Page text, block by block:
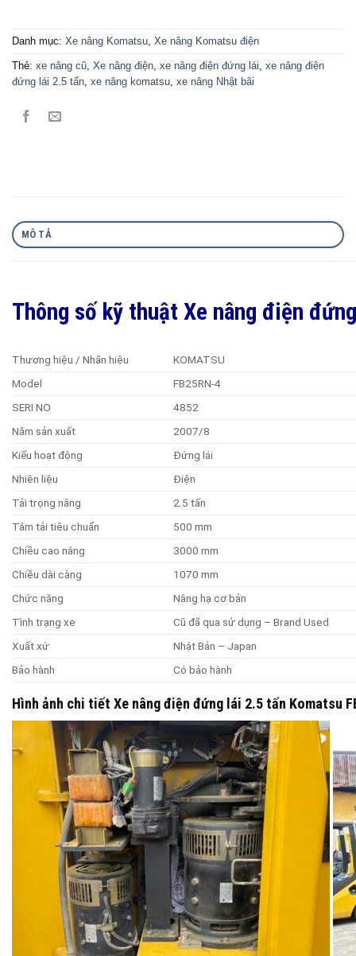
Danh mục: Xe nâng Komatsu Xe nâng Komatsu điện
Thẻ: xe nâng cũ Xe nâng điện xe nâng điện đứng lái xe nâng điện
đứng lái 2.5 tấn xe nâng komatsu xe nâng Nhật bãi
MÔ TẢ
Thông số kỹ thuật Xe nâng điện
Thương hiệu / Nhãn hiệu
KOMATSU
Model
FB25RN-4
SERI NO
4852
Năm sản xuất
2007/8
Kiểu hoạt động
Đứng lái
Nhiên liệu
Điện
Tải trọng nâng
2.5 tấn
Tâm tải tiêu chuẩn
500 mm
Chiều cao nâng
3000 mm
Chiều dài càng
1070 mm
Chức năng
Nâng hạ cơ bản
Tình trạng xe
Cũ đã qua sử dụng – Brand Used
Xuất xứ
Nhật Bản – Japan
Bảo hành
Có bảo hành
Hình ảnh chi tiết Xe nâng điện đứng lái 2.5 tấn Komatsu